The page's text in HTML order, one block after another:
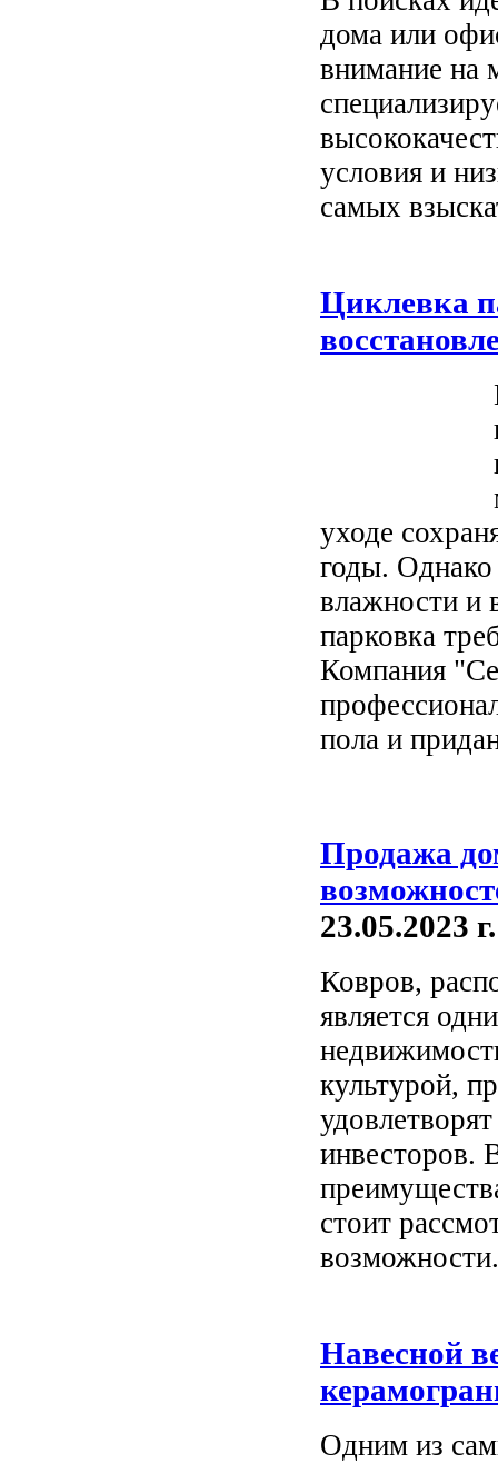
дома или
внимание на
условия и
самых
Циклевка
уходе
годы. Однако
влажности и
парковка
Компания
пола и
Продажа
23.05.2023 г.
Ковров,
является
культурой,
инвесторов.
стоит
возможности.
Навесной
Одним из